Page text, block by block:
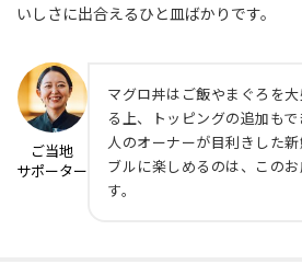
いしさに出合えるひと皿ばかりです。
ご当地
サポーター
マグロ丼はご飯やまぐろを
る上、トッピングの追加も
人のオーナーが目利きした
ブルに楽しめるのは、この
す。